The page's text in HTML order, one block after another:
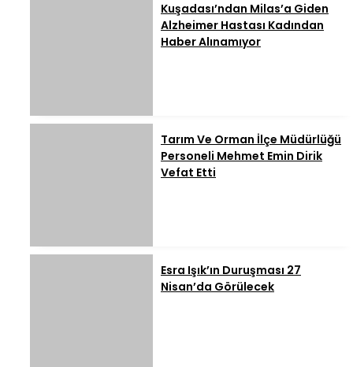
Kuşadası’ndan Milas’a Giden
Alzheimer Hastası Kadından
Haber Alınamıyor
Tarım Ve Orman İlçe Müdürlüğü
Personeli Mehmet Emin Dirik
Vefat Etti
Esra Işık’ın Duruşması 27
Nisan’da Görülecek